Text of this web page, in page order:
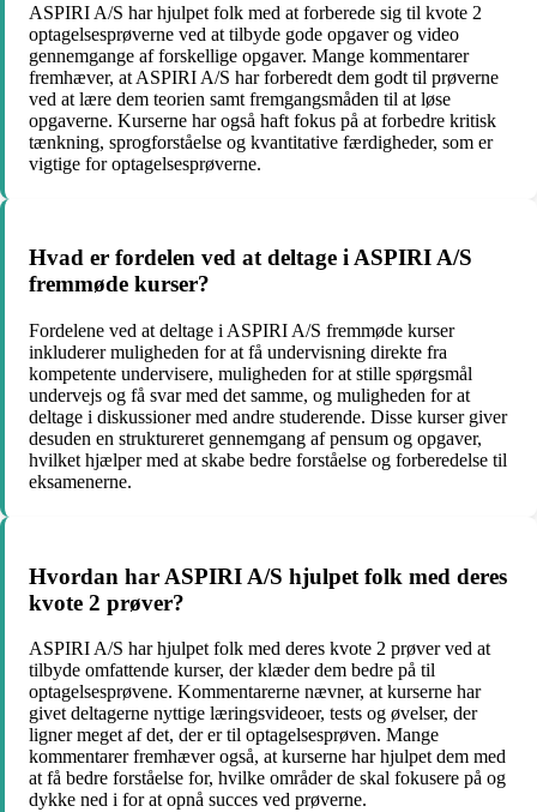
ASPIRI A/S har hjulpet folk med at forberede sig til kvote 2
optagelsesprøverne ved at tilbyde gode opgaver og video
gennemgange af forskellige opgaver. Mange kommentarer
fremhæver, at ASPIRI A/S har forberedt dem godt til prøverne
ved at lære dem teorien samt fremgangsmåden til at løse
opgaverne. Kurserne har også haft fokus på at forbedre kritisk
tænkning, sprogforståelse og kvantitative færdigheder, som er
vigtige for optagelsesprøverne.
Hvad er fordelen ved at deltage i ASPIRI A/S
fremmøde kurser?
Fordelene ved at deltage i ASPIRI A/S fremmøde kurser
inkluderer muligheden for at få undervisning direkte fra
kompetente undervisere, muligheden for at stille spørgsmål
undervejs og få svar med det samme, og muligheden for at
deltage i diskussioner med andre studerende. Disse kurser giver
desuden en struktureret gennemgang af pensum og opgaver,
hvilket hjælper med at skabe bedre forståelse og forberedelse til
eksamenerne.
Hvordan har ASPIRI A/S hjulpet folk med deres
kvote 2 prøver?
ASPIRI A/S har hjulpet folk med deres kvote 2 prøver ved at
tilbyde omfattende kurser, der klæder dem bedre på til
optagelsesprøvene. Kommentarerne nævner, at kurserne har
givet deltagerne nyttige læringsvideoer, tests og øvelser, der
ligner meget af det, der er til optagelsesprøven. Mange
kommentarer fremhæver også, at kurserne har hjulpet dem med
at få bedre forståelse for, hvilke områder de skal fokusere på og
dykke ned i for at opnå succes ved prøverne.